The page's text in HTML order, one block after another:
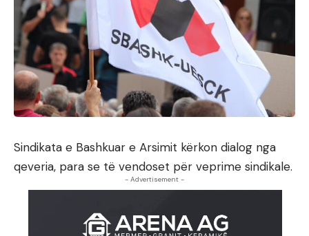
Sindikata e Bashkuar e Arsimit kërkon dialog nga
qeveria, para se të vendoset për veprime sindikale.
- Advertisement -